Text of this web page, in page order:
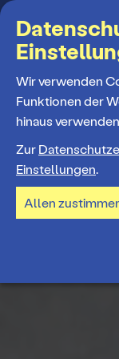
Spielplan
Ticketpreise
Wir verwenden
Funktionen der
hinaus
Zur
Einstellungen.
Allen